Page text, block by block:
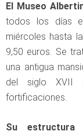
El Museo
todos los días
miércoles hasta
9,50 euros. Se
una antigua
del siglo XVII
fortificaciones.
Su estructura